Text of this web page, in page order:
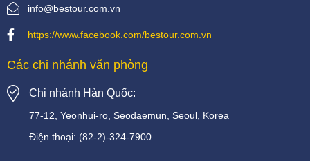
info@bestour.com.vn
https://www.facebook.com/bestour.com.vn
Các chi nhánh văn phòng
Chi nhánh Hàn Quốc:
77-12, Yeonhui-ro, Seodaemun, Seoul, Korea
Điện thoại: (82-2)-324-7900